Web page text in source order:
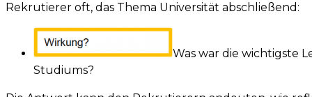
Rekrutierer oft, das Thema Universität abschließend:
Was war die wichtigste
Studiums?